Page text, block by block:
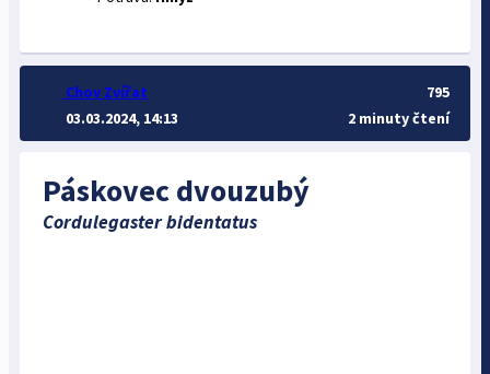
Páskovec dvouzubý
Cordulegaster bidentatus
Chov Zvířat
03.03.2024, 14:13
795
2 minuty čtení